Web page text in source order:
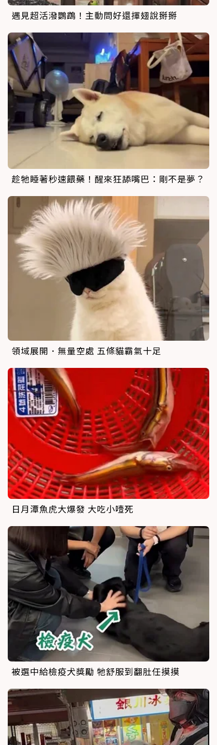
遇見超活潑鸚鵡！主動問好還揮翅說掰掰
趁牠睡著秒速餵藥！醒來狂舔嘴巴：剛不是夢？
領域展開．無量空處 五條貓霸氣十足
日月潭魚虎大爆發 大吃小噎死
被選中給檢疫犬獎勵 牠舒服到翻肚任摸摸